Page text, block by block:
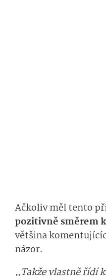
Ačkoliv měl tento
pozitivně směrem
většina
názor.
„Takže vlastně řídí